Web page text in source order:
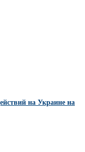
на Украине на